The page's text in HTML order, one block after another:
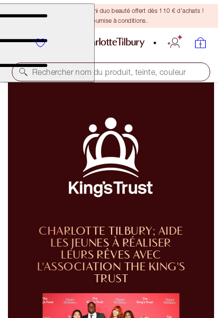
DERNIÈRE CHANCE ! Un mini duo beauté offert dès 110 € d'achats !
Offre soumise à conditions.
Rechercher nom du produit, teinte, couleur
CHARLOTTE TILBURY; AIDE
LES JEUNES À RÉALISER
LEURS RÊVES AVEC
L'ASSOCIATION THE KING'S
TRUST